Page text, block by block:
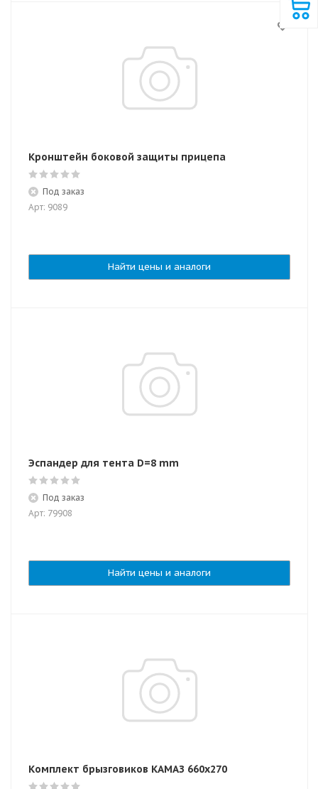
Кронштейн боковой защиты прицепа
Под заказ
Арт: 9089
Найти цены и аналоги
Эспандер для тента D=8 mm
Под заказ
Арт: 79908
Найти цены и аналоги
Комплект брызговиков КАМАЗ 660х270